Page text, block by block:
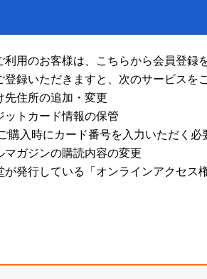
利用のお客様は、こちらから会員登録
登録いただきますと、次のサービスを
先住所の追加・変更
ットカード情報の保管
購入時にカード番号を入力いただく必
マガジンの購読内容の変更
が発行している「オンラインアクセス